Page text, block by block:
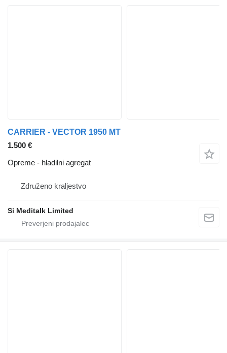
CARRIER - VECTOR 1950 MT
1.500 €
Opreme - hladilni agregat
Združeno kraljestvo
Si Meditalk Limited